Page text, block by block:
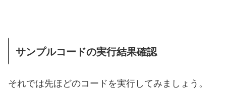
サンプルコードの実行結果確認
それでは先ほどのコードを実行してみましょう。